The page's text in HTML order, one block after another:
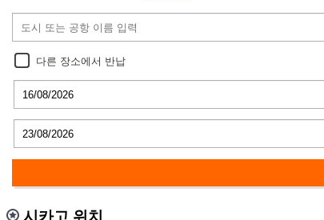
다른 장소에서 반납
시카고 위치